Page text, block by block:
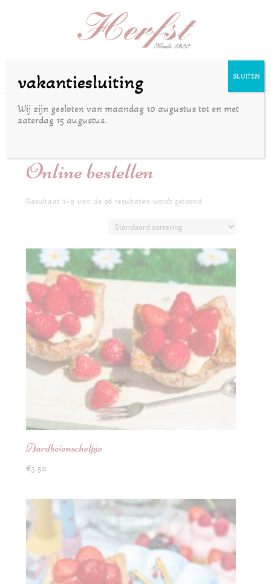
Online bestellen
Resultaat 1–9 van de 96 resultaten wordt getoond
Aardbeienschelpje
€3.50
vakantiesluiting
Wij zijn gesloten van maandag 10 augustus tot en met
zaterdag 15 augustus.
SLUITEN